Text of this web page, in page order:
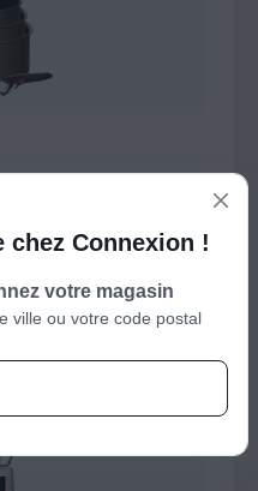
chez Connexion !
votre magasin
ville ou votre code postal